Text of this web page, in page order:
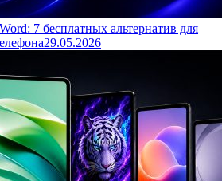
7 бесплатных альтернатив для
29.05.2026